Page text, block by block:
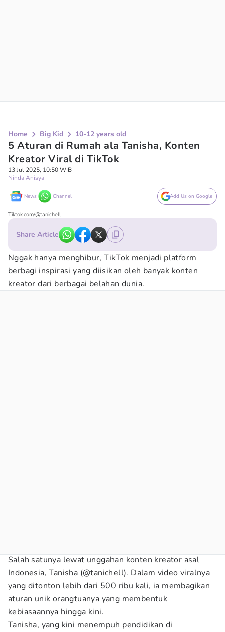
Home Big Kid 10-12 years old
5 Aturan di Rumah ala Tanisha, Konten
Kreator Viral di TikTok
13 Jul 2025, 10:50 WIB
Ninda Anisya
News Channel Add Us on Google
Tiktok.com/@tanichell
Share Article
Nggak hanya menghibur, TikTok menjadi platform
berbagi inspirasi yang diisikan oleh banyak konten
kreator dari berbagai belahan dunia.
Salah satunya lewat unggahan konten kreator asal
Indonesia, Tanisha (@tanichell). Dalam video viralnya
yang ditonton lebih dari 500 ribu kali, ia membagikan
aturan unik orangtuanya yang membentuk
kebiasaannya hingga kini.
Tanisha, yang kini menempuh pendidikan di